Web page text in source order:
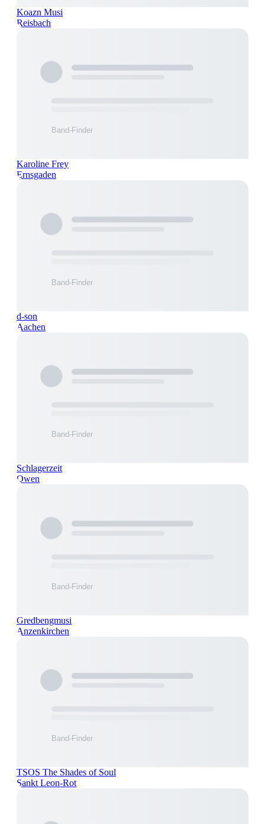
Koazn Musi
Reisbach
Karoline Frey
Ernsgaden
d-son
Aachen
Schlagerzeit
Owen
Gredbengmusi
Anzenkirchen
TSOS The Shades of Soul
Sankt Leon-Rot